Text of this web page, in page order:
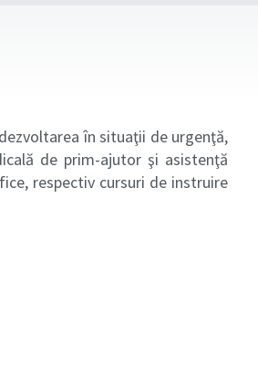
în situaţii de urgenţă,
de prim-ajutor şi asistenţă
respectiv cursuri de instruire